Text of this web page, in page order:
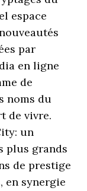
espace
par
en ligne
de
noms du
de vivre.
un
plus grands
de prestige
en synergie